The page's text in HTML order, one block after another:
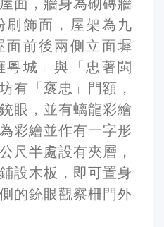
刷飾面，屋架為九
面前後兩側立面墀
粵城」與「忠著閩
有「褒忠」門額，
眼，並有螭龍彩繪
彩繪並作有一字形
尺半處設有夾層，
設木板，即可置身
的銃眼觀察柵門外